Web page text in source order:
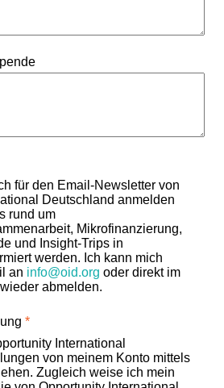
für den Email-Newsletter von
Deutschland anmelden
rund um
Mikrofinanzierung,
und Insight-Trips in
werden. Ich kann mich
an info@oid.org oder direkt im
abmelden.
*
International
von meinem Konto mittels
Zugleich weise ich mein